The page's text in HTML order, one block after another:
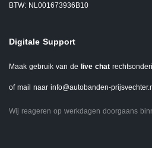
BTW: NL001673936B10
Digitale Support
Maak gebruik van de live chat
of mail naar info@autobanden-
Wij reageren op werkdagen doorgaans